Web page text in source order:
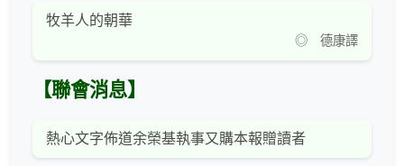
牧羊人的朝華
◎ 德康譯
【聯會消息】
熱心文字佈道余榮基執事又購本報贈讀者